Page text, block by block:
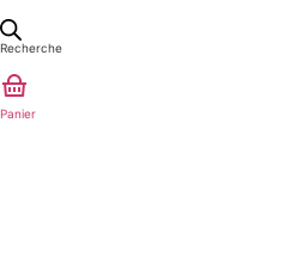
Recherche
Panier